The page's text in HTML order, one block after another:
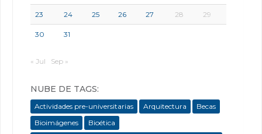
23 24 25 26 27 28 29
30 31
« Jul Sep »
NUBE DE TAGS:
Actividades pre-universitarias Arquitectura
Becas
Bioimágenes
Bioética